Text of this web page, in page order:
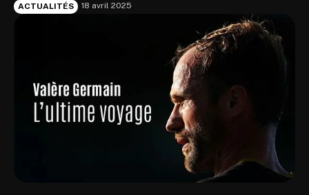
ACTUALITÉS 18 avril 2025